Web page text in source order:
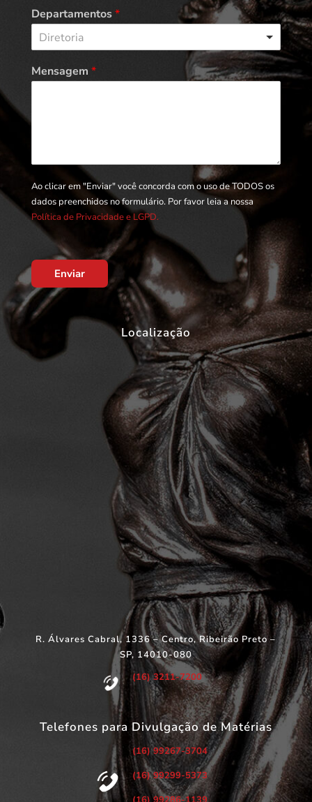
Departamentos*
Diretoria
Mensagem *
Ao clicar em "Enviar" você concorda com o uso de TODOS os
dados preenchidos no formulário. Por favor leia a nossa
Política de Privacidade e LGPD.
Enviar
Localização
R. Álvares Cabral, 1336 – Centro, Ribeirão Preto –
SP, 14010-080
(16) 3211-7200
Telefones para Divulgação de Matérias
(16) 99267-3704
(16) 99299-5373